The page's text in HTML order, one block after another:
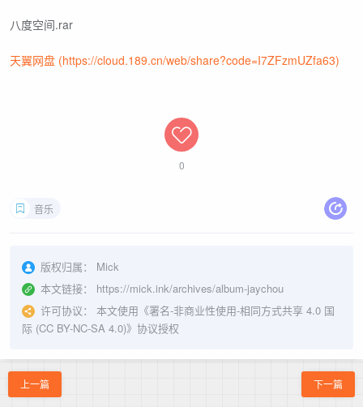
八度空间.rar
天翼网盘 (https://cloud.189.cn/web/share?code=I7ZFzmUZfa63)
0
音乐
版权归属：
Mick
本文链接：
https://mick.ink/archives/album-jaychou
许可协议：
本文使用《署名-非商业性使用-相同方式共享 4.0 国
际 (CC BY-NC-SA 4.0)》协议授权
上一篇 下一篇